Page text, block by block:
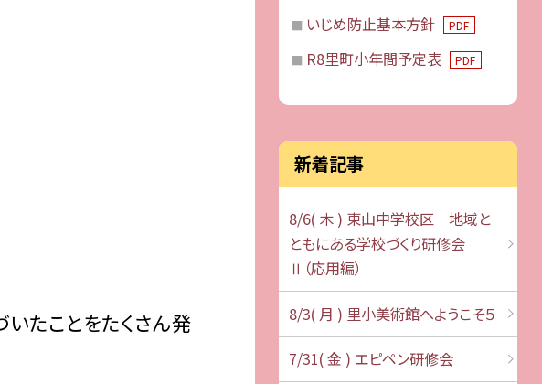
いたことをたくさん発
いじめ防止基本方針 PDF
R8里町小年間予定表 PDF
新着記事
8/6( 木 ) 東山中学校区 地域と
ともにある学校づくり研修会
Ⅱ（応用編）
8/3( 月 ) 里小美術館へようこそ５
7/31( 金 ) エピペン研修会